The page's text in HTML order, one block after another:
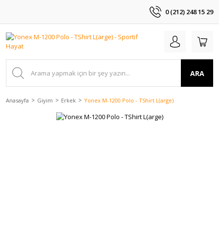
0 (212) 248 15 29
ARA
Anasayfa Giyim Erkek Yonex M-1200 Polo - TShirt L(arge)